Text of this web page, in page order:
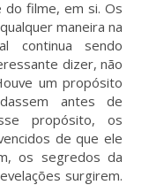
filme, em si. Os
maneira na
continua sendo
dizer, não
um propósito
antes de
propósito, os
de que ele
os segredos da
surgirem.